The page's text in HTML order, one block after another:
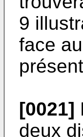
9
face
[0021]
deux